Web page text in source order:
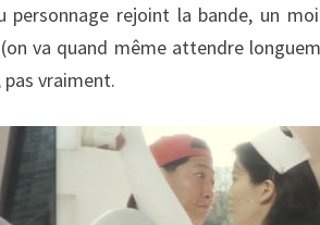
personnage rejoint la bande, un
va quand même attendre
pas vraiment.